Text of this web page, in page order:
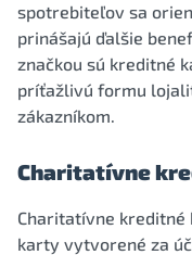
spotrebiteľov sa
prinášajú ďalšie
značkou sú kreditné
príťažlivú formu
zákazníkom.
Charitatívne
Charitatívne kreditné
karty vytvorené za